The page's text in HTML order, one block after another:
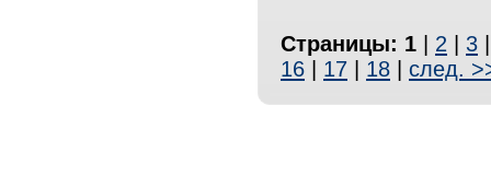
Страницы: 1 2 3
16
17 18 след.